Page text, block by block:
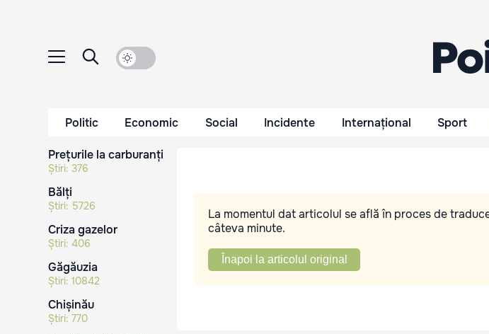
Politic Economic Social Incidente Internațional Sport
Prețurile la carburanți
Știri: 376
Bălți
Știri: 5726
Criza gazelor
Știri: 406
Găgăuzia
Știri: 10842
Chișinău
Știri: 770
La momentul dat articolul se află în proces de
câteva minute.
Înapoi la articolul original